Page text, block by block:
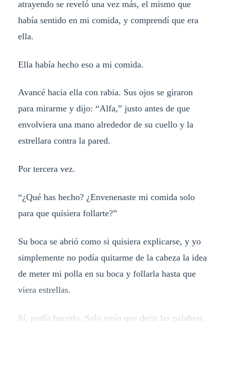
atrayendo se reveló una vez más, el mismo que
había sentido en mi comida, y comprendí que era
ella.
Ella había hecho eso a mi comida.
Avancé hacia ella con rabia. Sus ojos se giraron
para mirarme y dijo: “Alfa,” justo antes de que
envolviera una mano alrededor de su cuello y la
estrellara contra la pared.
Por tercera vez.
“¿Qué has hecho? ¿Envenenaste mi comida solo
para que quisiera follarte?”
Su boca se abrió como si quisiera explicarse, y yo
simplemente no podía quitarme de la cabeza la idea
de meter mi polla en su boca y follarla hasta que
viera estrellas.
Sí, podía hacerlo. Solo tenía que decir las palabras.